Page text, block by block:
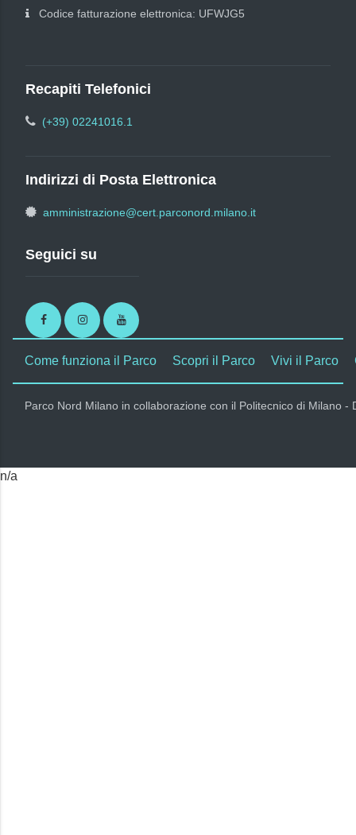
Codice fatturazione elettronica: UFWJG5
Recapiti Telefonici
(+39) 02241016.1
Indirizzi di Posta Elettronica
amministrazione@cert.parconord.milano.it
Seguici su
FacebookInstagramYoutube
Come funziona il Parco Scopri il Parco Vivi il Parco
Parco Nord Milano in collaborazione con il Politecnico di Milano
n/a